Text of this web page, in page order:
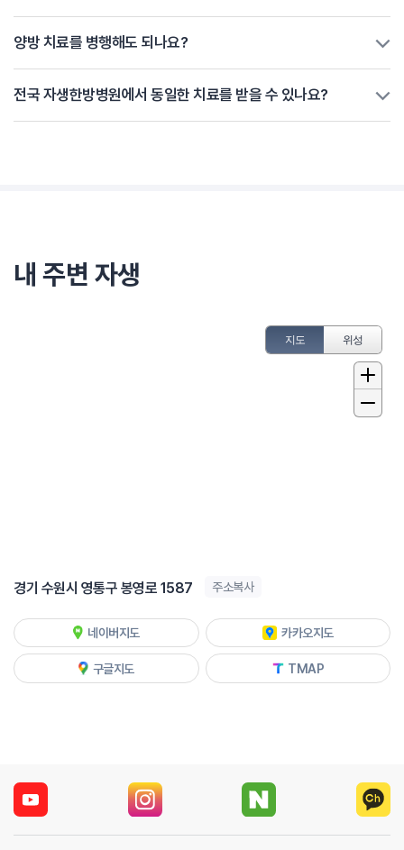
양방 치료를 병행해도 되나요?
전국 자생한방병원에서 동일한 치료를 받을 수 있나요?
내 주변 자생
지도 위성
경기 수원시 영통구 봉영로 1587 주소복사
네이버지도 카카오지도
구글지도 TMAP